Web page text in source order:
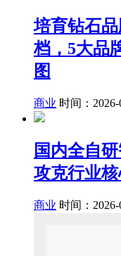
培育钻石
档，5大品
图
商业 时间：2026-
国内全自
攻克行业
商业 时间：2026-